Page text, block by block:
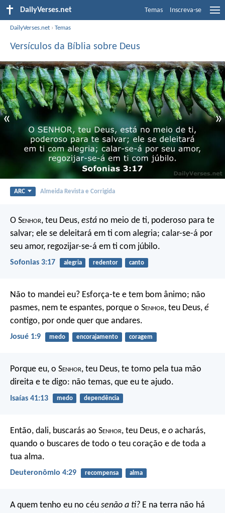
DailyVerses.net Temas Inscreva-se
DailyVerses.net ›Temas
Versículos da Bíblia sobre Deus
« »
ARC Almeida Revista e Corrigida
O Senhor, teu Deus, está no meio de ti, poderoso para te
salvar; ele se deleitará em ti com alegria; calar-se-á por
seu amor, regozijar-se-á em ti com júbilo.
Sofonias 3:17 alegria redentor canto
Não to mandei eu? Esforça-te e tem bom ânimo; não
pasmes, nem te espantes, porque o Senhor, teu Deus, é
contigo, por onde quer que andares.
Josué 1:9 medo encorajamento coragem
Porque eu, o Senhor, teu Deus, te tomo pela tua mão
direita e te digo: não temas, que eu te ajudo.
Isaías 41:13 medo dependência
Então, dali, buscarás ao Senhor, teu Deus, e o acharás,
quando o buscares de todo o teu coração e de toda a
tua alma.
Deuteronômio 4:29 recompensa alma
A quem tenho eu no céu senão a ti? E na terra não há